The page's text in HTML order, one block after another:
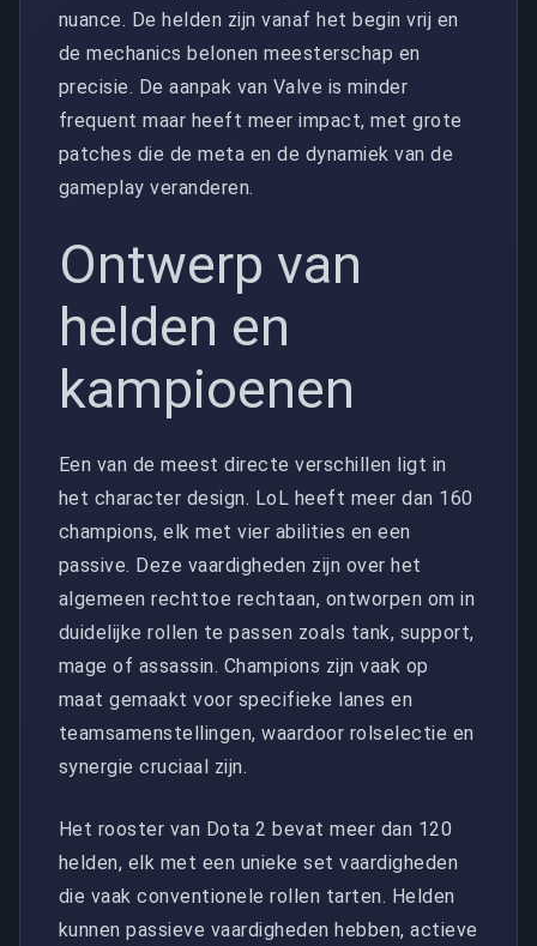
nuance. De helden zijn vanaf het begin vrij en
de mechanics belonen meesterschap en
precisie. De aanpak van Valve is minder
frequent maar heeft meer impact, met grote
patches die de meta en de dynamiek van de
gameplay veranderen.
Ontwerp van
helden en
kampioenen
Een van de meest directe verschillen ligt in
het character design. LoL heeft meer dan 160
champions, elk met vier abilities en een
passive. Deze vaardigheden zijn over het
algemeen rechttoe rechtaan, ontworpen om in
duidelijke rollen te passen zoals tank, support,
mage of assassin. Champions zijn vaak op
maat gemaakt voor specifieke lanes en
teamsamenstellingen, waardoor rolselectie en
synergie cruciaal zijn.
Het rooster van Dota 2 bevat meer dan 120
helden, elk met een unieke set vaardigheden
die vaak conventionele rollen tarten. Helden
kunnen passieve vaardigheden hebben, actieve